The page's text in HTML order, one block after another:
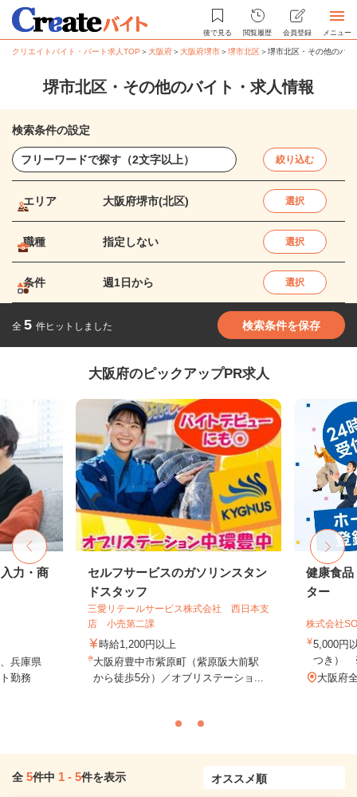
後で見る 閲覧履歴 会員登録 メニュー
クリエイトバイト・パート求人TOP ＞大阪府＞大阪府堺市＞堺市北区＞堺市北区・その他のバ
堺市北区・その他のバイト・求人情報
検索条件の設定
絞り込む
エリア 大阪府堺市(北区) 選択
職種 指定しない 選択
条件 週1日から 選択
全 5 件ヒットしました 検索条件を保存
大阪府のピックアップPR求人
力・商
兵庫県
勤務
セルフサービスのガソリンスタン
ドスタッフ
三愛リテールサービス株式会社 西日本支
店 小売第二課
時給1,200円以上
大阪府豊中市紫原町（紫原阪大前駅
から徒歩5分）／オブリステーショ...
健康食品
ター
株式会社
5,000円
つき）
大阪府
全 5件中 1 - 5件を表示